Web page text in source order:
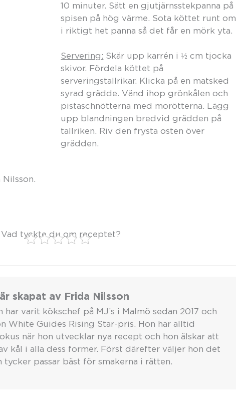
10 minuter. Sätt en gjutjärnsstekpanna på
spisen på hög värme. Sota köttet runt om
i riktigt het panna så det får en mörk yta.
Servering: Skär upp karrén i ½ cm tjocka
skivor. Fördela köttet på
serveringstallrikar. Klicka på en matsked
syrad grädde. Vänd ihop grönkålen och
pistaschnötterna med morötterna. Lägg
upp blandningen bredvid grädden på
tallriken. Riv den frysta osten över
grädden.
Vad tyckte du om receptet?
skapat av Frida Nilsson
har varit kökschef på MJ’s i Malmö sedan 2017 och
White Guides Rising Star-pris. Hon har alltid
när hon utvecklar nya recept och hon älskar att
kål i alla dess former. Först därefter väljer hon det
tycker passar bäst för smakerna i rätten.